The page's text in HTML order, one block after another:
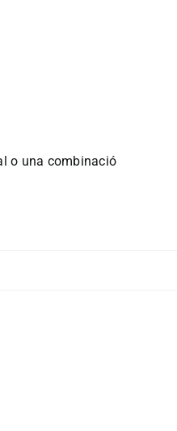
o una combinació